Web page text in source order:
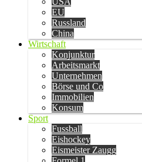
EU
Russland
China
Wirtschaft
Konjunktur
Arbeitsmarkt
Unternehmen
Börse und Co
Immobilien
Konsum
Sport
Fussball
Eishockey
Eismeister Zaugg